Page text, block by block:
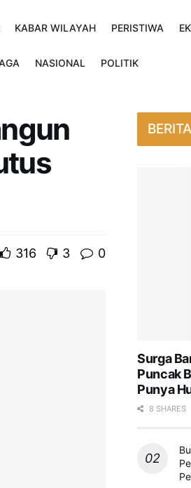
KABAR WILAYAH PERISTIWA
NASIONAL POLITIK
316 3 0
Surga
Puncak
Punya
8 SHARES